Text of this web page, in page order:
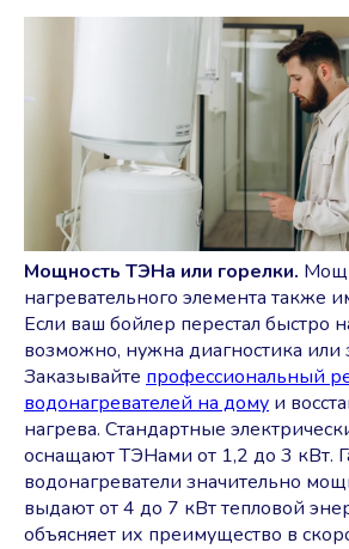
Мощность ТЭНа или горелки.
нагревательного элемента также
Если ваш бойлер перестал быстро
возможно, нужна диагностика или
Заказывайте профессиональный
водонагревателей на дому и
нагрева. Стандартные
оснащают ТЭНами от 1,2 до 3 кВт.
водонагреватели значительно
выдают от 4 до 7 кВт тепловой
объясняет их преимущество в